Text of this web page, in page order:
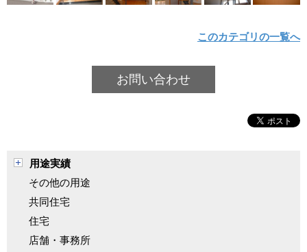
このカテゴリの一覧へ
お問い合わせ
用途実績
その他の用途
共同住宅
住宅
店舗・事務所